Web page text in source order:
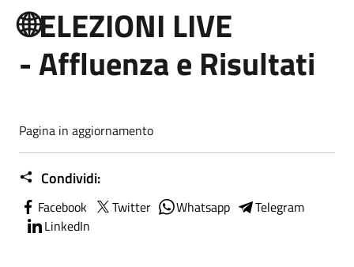
🌐ELEZIONI LIVE
- Affluenza e Risultati
Pagina in aggiornamento
Condividi:
Facebook Twitter Whatsapp
Telegram
LinkedIn